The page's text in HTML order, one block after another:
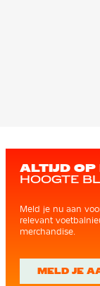
ALTIJD OP
HOOGTE
Meld je nu aan
relevant
merchandise.
MELD JE